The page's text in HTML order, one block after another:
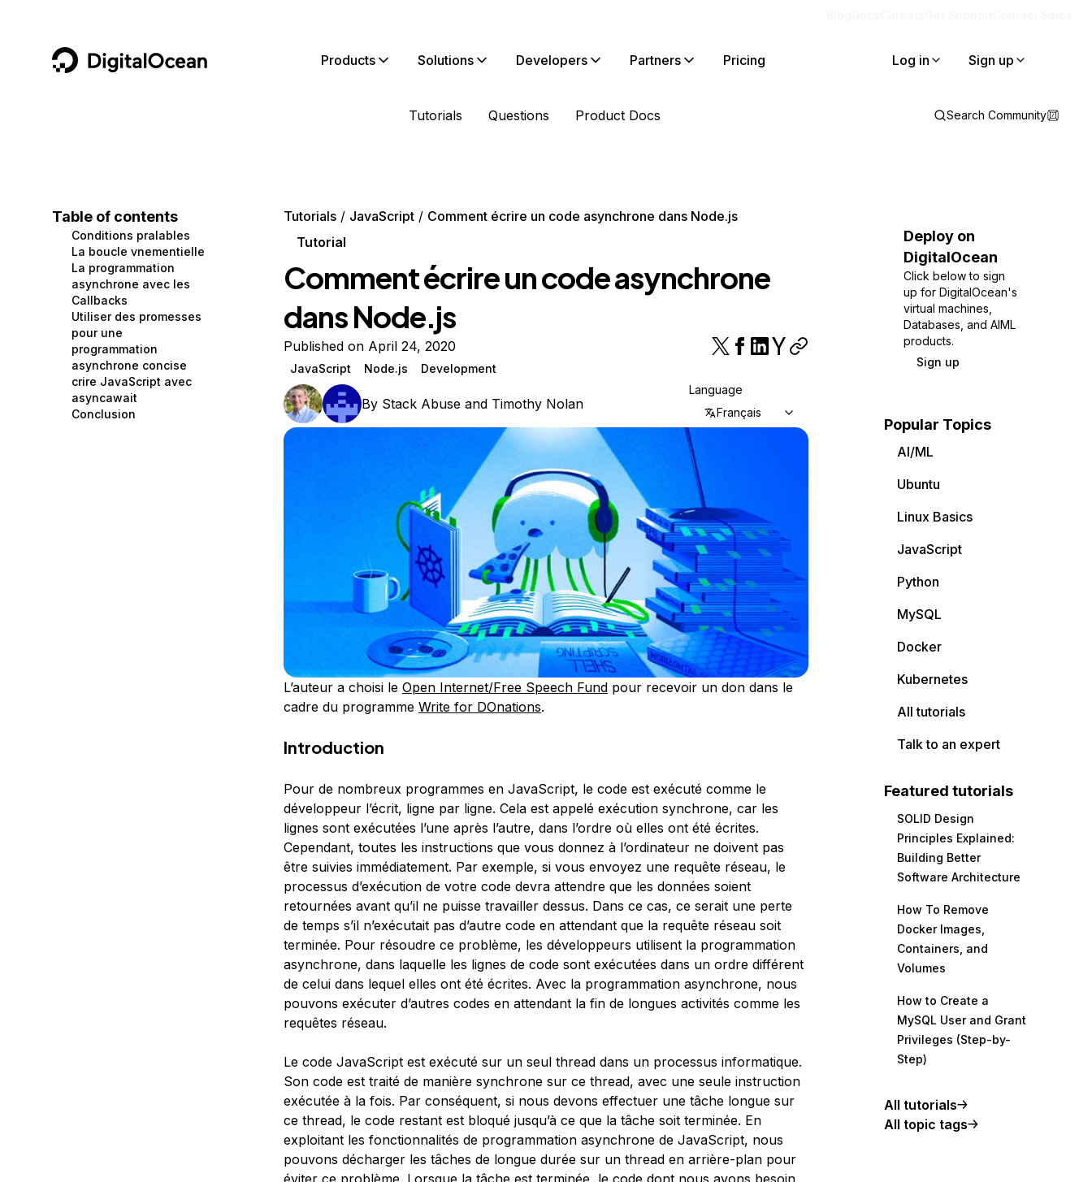
DigitalOcean Products
Containers and Images
Managed Databases
Management and Dev Tools
Networking
Security
Storage
Browse all products
Solutions
Data and IoT
Developer Tools
Gaming and Media
Hosting
Security and Networking
Startups and SMBs
Web and App Platforms
Developers
Developer Tools
Get Involved
Utilities and Help
Partners Pricing Log in Sign up
Tutorials Questions Product Docs Search Community
Table of contents
Conditions pralables
La boucle vnementielle
La programmation
asynchrone avec les
Callbacks
Utiliser des promesses
pour une
programmation
asynchrone concise
crire JavaScript avec
asyncawait
Conclusion
Tutorials JavaScript
Comment écrire un code asynchrone dans Node.js
Tutorial
Comment écrire un code asynchrone
dans Node.js
Published on April 24, 2020
JavaScript Node.js Development
By Stack Abuseand Timothy Nolan
Language
Français
L’auteur a choisi le Open Internet/Free Speech Fundpour recevoir un don dans le
cadre du programme Write for DOnations.
Introduction
Pour de nombreux programmes en JavaScript, le code est exécuté comme le
développeur l’écrit, ligne par ligne. Cela est appelé exécution synchrone, car les
lignes sont exécutées l’une après l’autre, dans l’ordre où elles ont été écrites.
Cependant, toutes les instructions que vous donnez à l’ordinateur ne doivent pas
être suivies immédiatement. Par exemple, si vous envoyez une requête réseau, le
processus d’exécution de votre code devra attendre que les données soient
retournées avant qu’il ne puisse travailler dessus. Dans ce cas, ce serait une perte
de temps s’il n’exécutait pas d’autre code en attendant que la requête réseau soit
terminée. Pour résoudre ce problème, les développeurs utilisent la programmation
asynchrone, dans laquelle les lignes de code sont exécutées dans un ordre différent
de celui dans lequel elles ont été écrites. Avec la programmation asynchrone, nous
pouvons exécuter d’autres codes en attendant la fin de longues activités comme les
requêtes réseau.
Le code JavaScript est exécuté sur un seul thread dans un processus informatique.
Son code est traité de manière synchrone sur ce thread, avec une seule instruction
exécutée à la fois. Par conséquent, si nous devons effectuer une tâche longue sur
ce thread, le code restant est bloqué jusqu’à ce que la tâche soit terminée. En
exploitant les fonctionnalités de programmation asynchrone de JavaScript, nous
pouvons décharger les tâches de longue durée sur un thread en arrière-plan pour
éviter ce problème. Lorsque la tâche est terminée, le code dont nous avons besoin
Deploy on
DigitalOcean
Click below to sign
up for DigitalOcean's
virtual machines,
Databases, and AIML
products.
Sign up
Popular Topics
AI/ML
Ubuntu
Linux Basics
JavaScript
Python
MySQL
Docker
Kubernetes
All tutorials
Talk to an expert
Featured tutorials
SOLID Design
Principles Explained:
Building Better
Software Architecture
How To Remove
Docker Images,
Containers, and
Volumes
How to Create a
MySQL User and Grant
Privileges (Step-by-
Step)
All tutorials
All topic tags